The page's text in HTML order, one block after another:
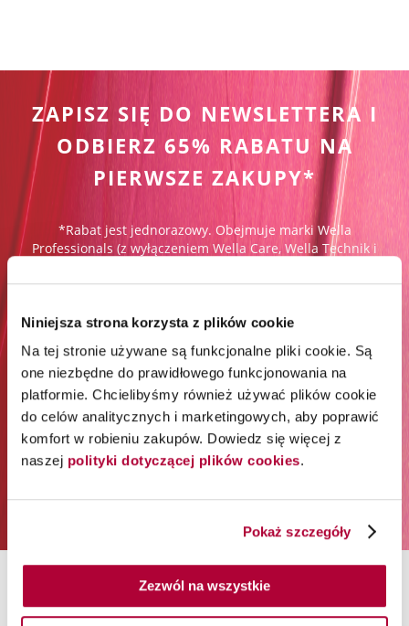
Niniejsza strona korzysta z plików cookie
Na tej stronie używane są funkcjonalne pliki cookie. Są
one niezbędne do prawidłowego funkcjonowania na
platformie. Chcielibyśmy również używać plików cookie
do celów analitycznych i marketingowych, aby poprawić
komfort w robieniu zakupów. Dowiedz się więcej z
naszej polityki dotyczącej plików cookies.
Pokaż szczegóły
Zezwól na wszystkie
ZAPISZ SIĘ DO NEWSLETTERA I
ODBIERZ 65% RABATU NA
PIERWSZE ZAKUPY*
*Rabat jest jednorazowy. Obejmuje marki Wella
Professionals (z wyłączeniem Wella Care, Wella Technik i
Zapisz się do newslettera:
Zapisz się
Podając swój adres e-mail i klikając „Zapisz się”, wyrażasz zgodę na
otrzymywanie newslettera i przetwarzanie w tym celu Twoich danych
osobowych przez Orbico Sp. z o.o. (administratora danych). Udzielone
przez siebie zgody możesz w dowolnym momencie wycofać. Więcej
znajdziesz wPolityce prywatności.